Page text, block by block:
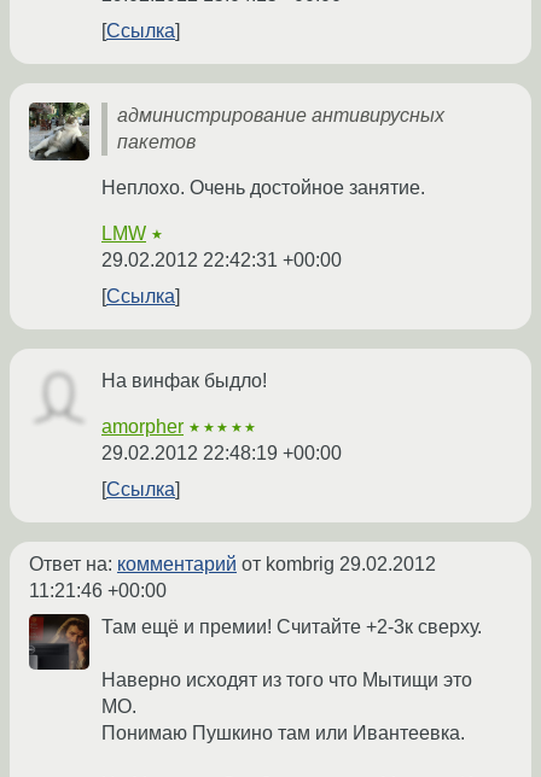
Ссылка
администрирование антивирусных
пакетов
Неплохо. Очень достойное занятие.
LMW ★
29.02.2012 22:42:31 +00:00
Ссылка
На винфак быдло!
amorpher ★★★★★
29.02.2012 22:48:19 +00:00
Ссылка
Ответ на: комментарий от kombrig 29.02.2012
11:21:46 +00:00
Там ещё и премии! Считайте +2-3к сверху.
Наверно исходят из того что Мытищи это
МО.
Понимаю Пушкино там или Ивантеевка.